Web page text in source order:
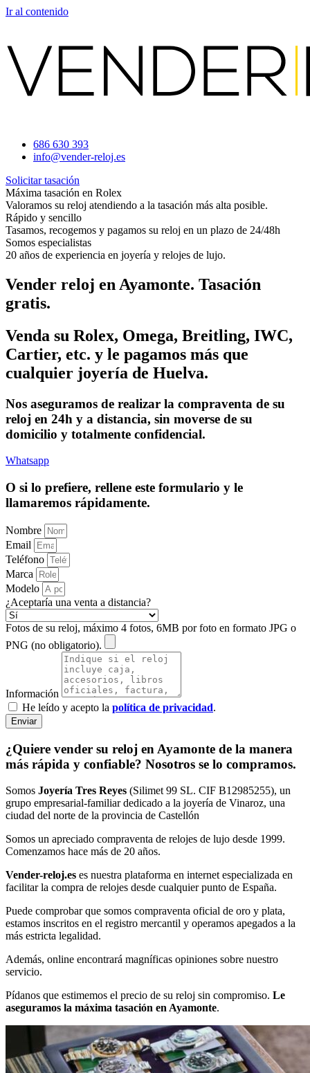
Ir al contenido
686 630 393
info@vender-reloj.es
Solicitar tasación
Máxima tasación en Rolex
Valoramos su reloj atendiendo a la tasación más alta posible.
Rápido y sencillo
Tasamos, recogemos y pagamos su reloj en un plazo de 24/48h
Somos especialistas
20 años de experiencia en joyería y relojes de lujo.
Vender reloj en Ayamonte. Tasación
gratis.
Venda su Rolex, Omega, Breitling, IWC,
Cartier, etc. y le pagamos más que
cualquier joyería de Huelva.
Nos aseguramos de realizar la compraventa de su
reloj en 24h y a distancia, sin moverse de su
domicilio y totalmente confidencial.
Whatsapp
O si lo prefiere, rellene este formulario y le
llamaremos rápidamente.
Nombre
Email
Teléfono
Marca
Modelo
¿Aceptaría una venta a distancia?
Fotos de su reloj, máximo 4 fotos, 6MB por foto en formato JPG o
PNG (no obligatorio).
Información
He leído y acepto la política de privacidad.
Enviar
¿Quiere vender su reloj en Ayamonte de la manera
más rápida y confiable? Nosotros se lo compramos.
Somos Joyería Tres Reyes (Silimet 99 SL. CIF B12985255), un
grupo empresarial-familiar dedicado a la joyería de Vinaroz, una
ciudad del norte de la provincia de Castellón
Somos un apreciado compraventa de relojes de lujo desde 1999.
Comenzamos hace más de 20 años.
Vender-reloj.es es nuestra plataforma en internet especializada en
facilitar la compra de relojes desde cualquier punto de España.
Puede comprobar que somos compraventa oficial de oro y plata,
estamos inscritos en el registro mercantil y operamos apegados a la
más estricta legalidad.
Además, online encontrará magníficas opiniones sobre nuestro
servicio.
Pídanos que estimemos el precio de su reloj sin compromiso. Le
aseguramos la máxima tasación en Ayamonte.